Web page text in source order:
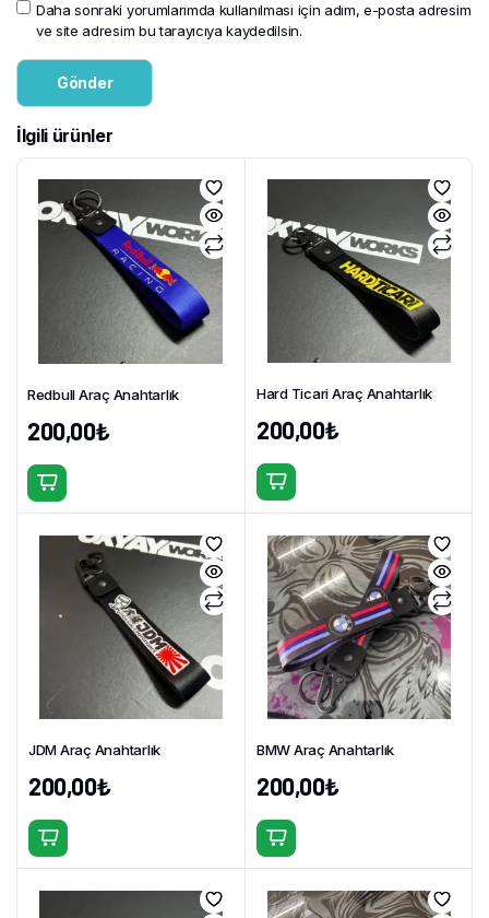
Daha sonraki yorumlarımda kullanılması için adım, e-posta adresim
ve site adresim bu tarayıcıya kaydedilsin.
İlgili ürünler
Redbull Araç Anahtarlık
200,00₺
Hard Ticari Araç Anahtarlık
200,00₺
JDM Araç Anahtarlık
200,00₺
BMW Araç Anahtarlık
200,00₺